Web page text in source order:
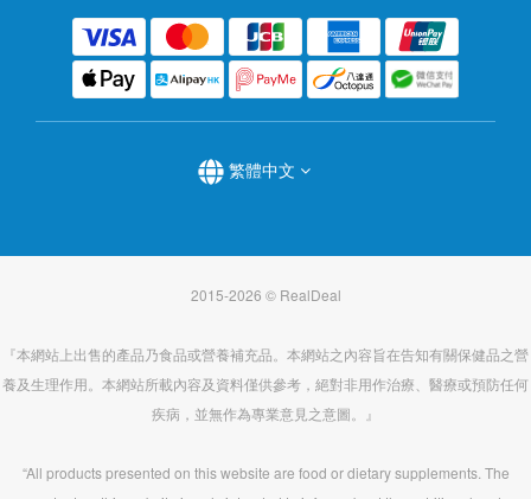
繁體中文
2015-2026 © RealDeal
『本網站上出售的產品乃食品或營養補充品。本網站之內容旨在告知有關保健品之營
養及生理作用。本網站所載內容及資料僅供參考，絕對非用作治療、醫療或預防任何
疾病，並無作為專業意見之意圖。』
“All products presented on this website are food or dietary supplements. The